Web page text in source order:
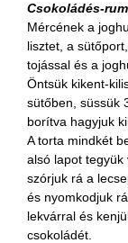
Csokoládés-
Mércének a
lisztet, a
tojással és a
Öntsük kikent-
sütőben, süssük
borítva hagyjuk
A torta mindkét
alsó lapot
szórjuk rá a
és nyomkodjuk
lekvárral és
csokoládét.